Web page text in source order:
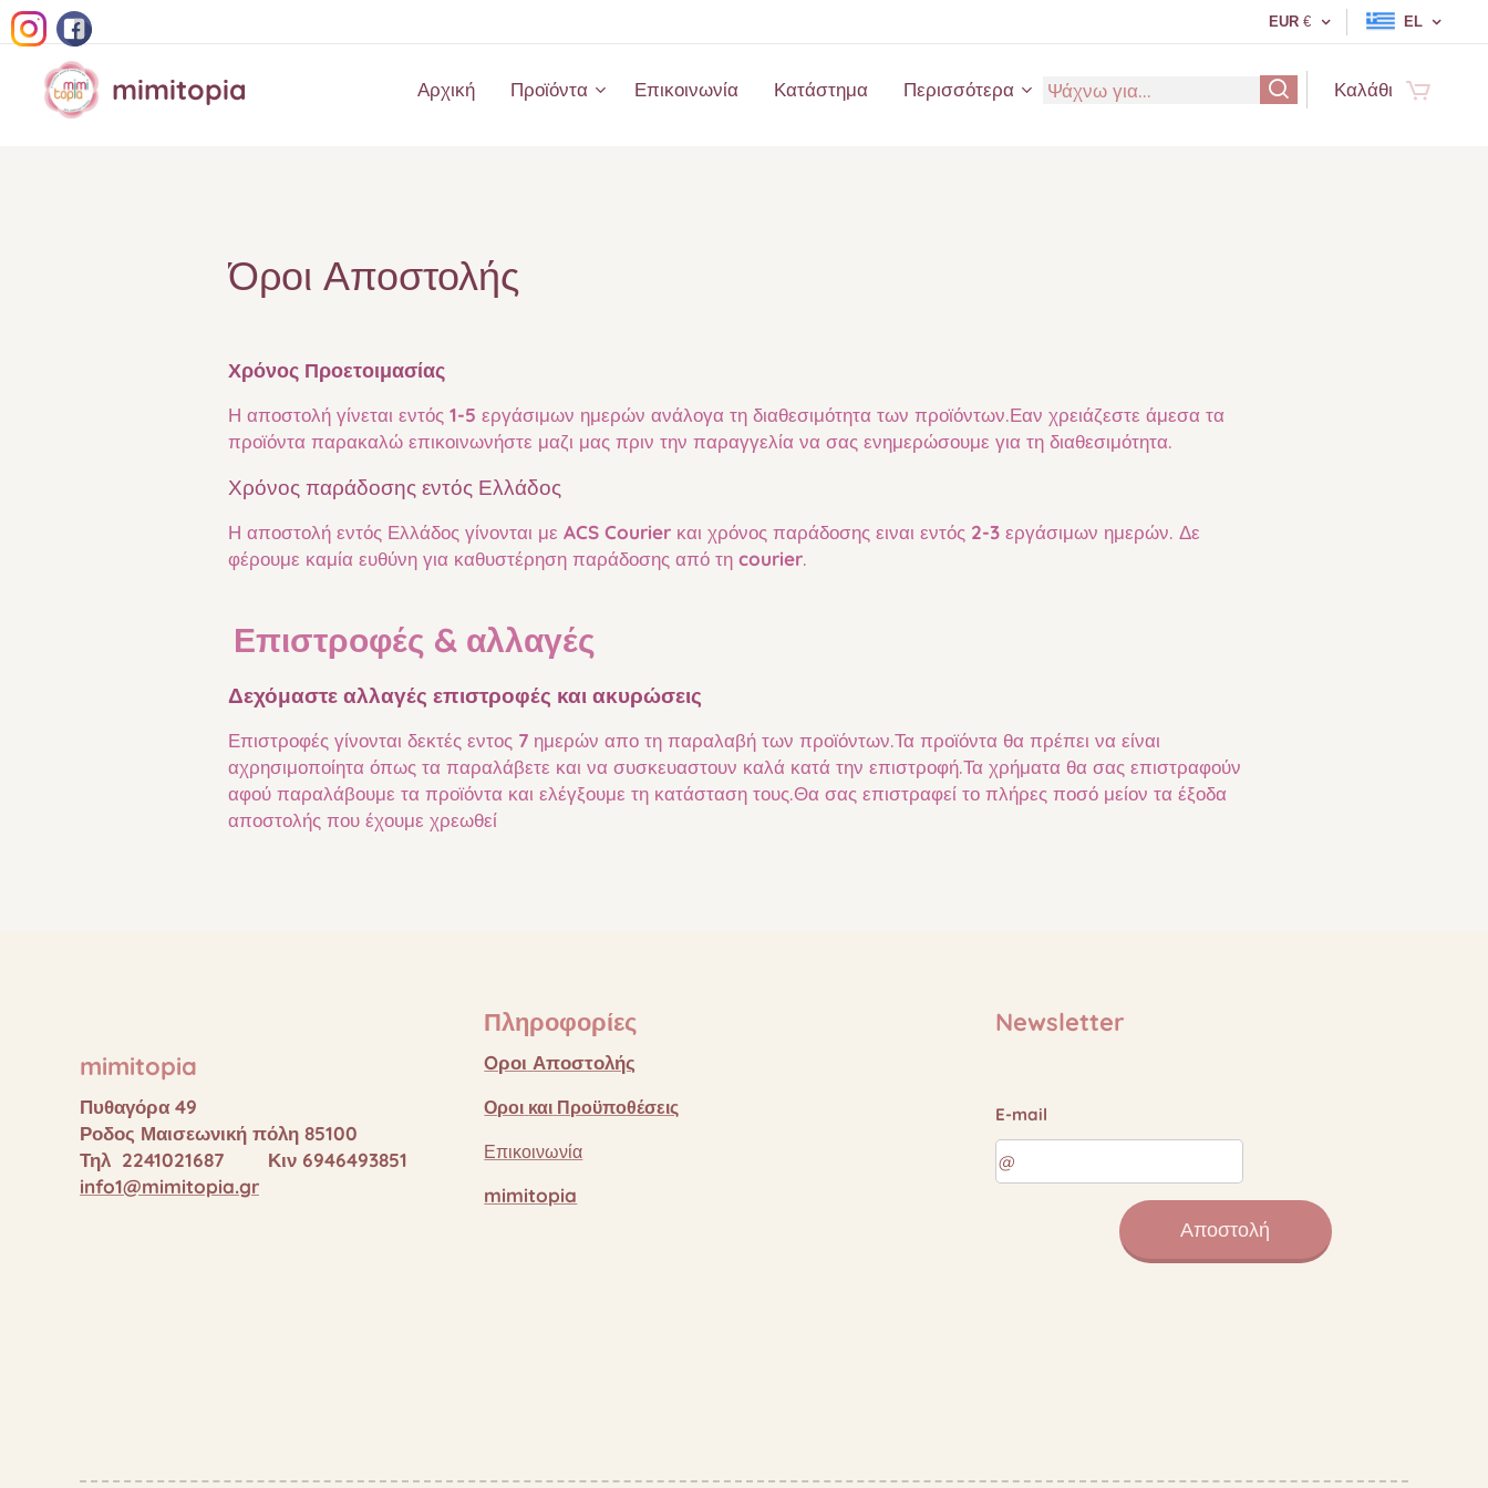
EUR € EL
mimitopia Αρχική Προϊόντα Επικοινωνία Κατάστημα Περισσότερα Καλάθι
Όροι Αποστολής
Χρόνος Προετοιμασίας
Η αποστολή γίνεται εντός 1-5 εργάσιμων ημερών ανάλογα τη διαθεσιμότητα των προϊόντων.Εαν χρειάζεστε άμεσα τα
προϊόντα παρακαλώ επικοινωνήστε μαζι μας πριν την παραγγελία να σας ενημερώσουμε για τη διαθεσιμότητα.
Χρόνος παράδοσης εντός Ελλάδος
Η αποστολή εντός Ελλάδος γίνονται με ACS Courierκαι χρόνος παράδοσης ειναι εντός 2-3εργάσιμων ημερών. Δε
φέρουμε καμία ευθύνη για καθυστέρηση παράδοσης από τη courier.
Επιστροφές & αλλαγές
Δεχόμαστε αλλαγές επιστροφές και ακυρώσεις
Επιστροφές γίνονται δεκτές εντος 7ημερών απο τη παραλαβή των προϊόντων.Τα προϊόντα θα πρέπει να είναι
αχρησιμοποίητα όπως τα παραλάβετε και να συσκευαστουν καλά κατά την επιστροφή.Τα χρήματα θα σας επιστραφούν
αφού παραλάβουμε τα προϊόντα και ελέγξουμε τη κατάσταση τους.Θα σας επιστραφεί το πλήρες ποσό μείον τα έξοδα
αποστολής που έχουμε χρεωθεί
mimitopia
Πυθαγόρα 49
Ροδος Μαισεωνική πόλη 85100
Τηλ 2241021687 Κιν 6946493851
info1@mimitopia.gr
Πληροφορίες
Oροι Αποστολής
Οροι και Προϋποθέσεις
Επικοινωνία
mimitopia
Newsletter
E-mail
Αποστολή